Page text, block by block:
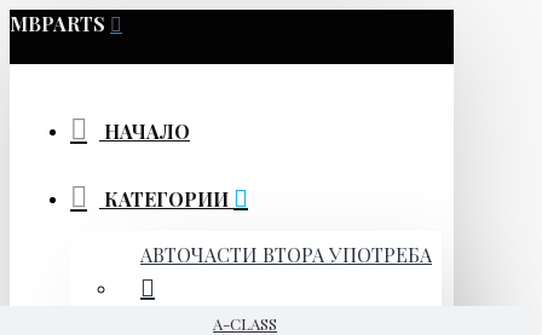
MBPARTS
НАЧАЛО
КАТЕГОРИИ
АВТОЧАСТИ ВТОРА УПОТРЕБА
A-CLASS